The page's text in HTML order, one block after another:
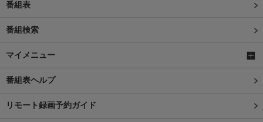
番組表
番組検索
マイメニュー
番組表ヘルプ
リモート録画予約ガイド